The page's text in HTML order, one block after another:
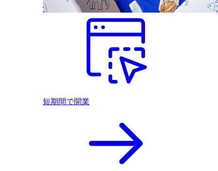
短期間で開業